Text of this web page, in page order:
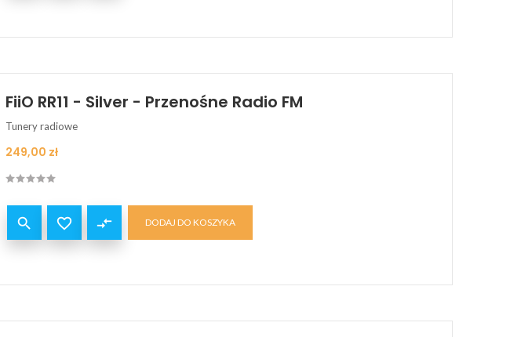
FiiO RR11 - Silver - Przenośne Radio FM
Tunery radiowe
Cena
249,00 zł
  compare_arrows DODAJ DO KOSZYKA